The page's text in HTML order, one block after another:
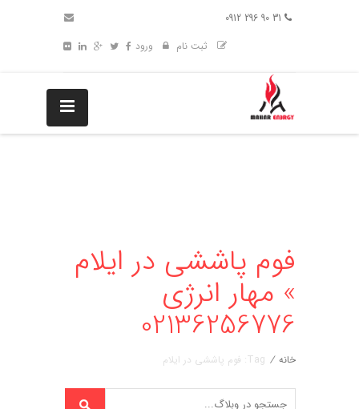
ثبت نام
ورود
فوم پاششی در ایلام
» مهار انرژی
02136256776
خانه / Tag: فوم پاششی در ایلام